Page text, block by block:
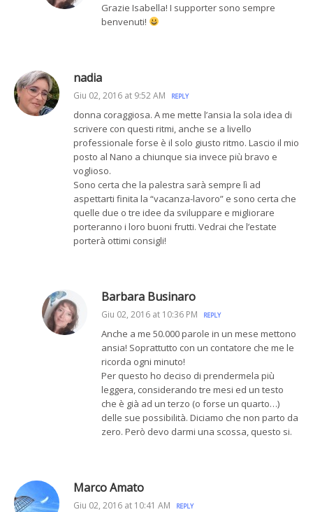
Grazie Isabella! I supporter sono sempre
benvenuti!
nadia
Giu 02, 2016 at 9:52 AM REPLY
donna coraggiosa. A me mette l’ansia la sola idea di
scrivere con questi ritmi, anche se a livello
professionale forse è il solo giusto ritmo. Lascio il mio
posto al Nano a chiunque sia invece più bravo e
voglioso.
Sono certa che la palestra sarà sempre lì ad
aspettarti finita la “vacanza-lavoro” e sono certa che
quelle due o tre idee da sviluppare e migliorare
porteranno i loro buoni frutti. Vedrai che l’estate
porterà ottimi consigli!
Barbara Businaro
Giu 02, 2016 at 10:36 PM REPLY
Anche a me 50.000 parole in un mese mettono
ansia! Soprattutto con un contatore che me le
ricorda ogni minuto!
Per questo ho deciso di prendermela più
leggera, considerando tre mesi ed un testo
che è già ad un terzo (o forse un quarto…)
delle sue possibilità. Diciamo che non parto da
zero. Però devo darmi una scossa, questo si.
Marco Amato
Giu 02, 2016 at 10:41 AM REPLY